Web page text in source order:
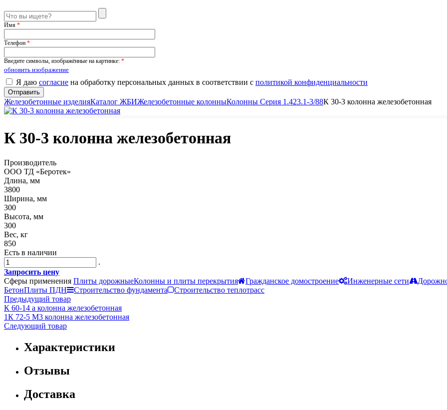
Имя *
Телефон *
Введите символы, изображённые на картинке: *
обновить изображение
Я даю согласие на обработку персональных данных в соответствии с политикой конфиденциальности
Железобетонные изделияКаталог ЖБИЖелезобетонные колонныКолонны Серия 1.423.1-3/88К 30-3 колонна железобетонная
К 30-3 колонна железобетонная
Производитель
ООО ТД «Беротек»
Длина, мм
3800
Ширина, мм
300
Высота, мм
300
Вес, кг
850
Есть в наличии
.
Запросить цену
Сферы применения Плиты дорожныеКолонны и плиты перекрытия Гражданское домостроение Инженерные сети
БетонПлиты ПДН Строительство фундамента
Строительство теплотрасс
Предыдущий товар
К 60-14 а колонна железобетонная
1К 72-5 М3 колонна железобетонная
Следующий товар
Характеристики
Отзывы
Доставка